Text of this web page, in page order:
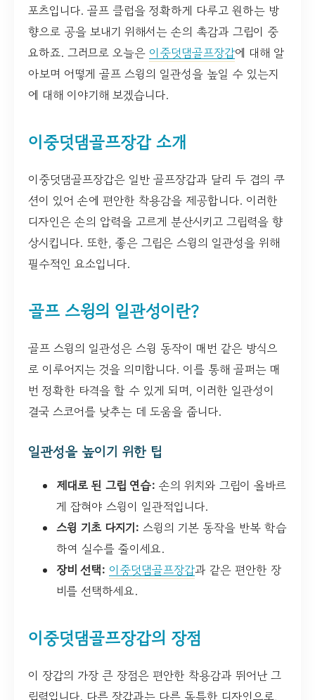
포츠입니다. 골프 클럽을 정확하게 다루고 원하는 방
향으로 공을 보내기 위해서는 손의 촉감과 그립이 중
요하죠. 그러므로 오늘은 이중덧댐골프장갑에 대해 알
아보며 어떻게 골프 스윙의 일관성을 높일 수 있는지
에 대해 이야기해 보겠습니다.
이중덧댐골프장갑 소개
이중덧댐골프장갑은 일반 골프장갑과 달리 두 겹의 쿠
션이 있어 손에 편안한 착용감을 제공합니다. 이러한
디자인은 손의 압력을 고르게 분산시키고 그립력을 향
상시킵니다. 또한, 좋은 그립은 스윙의 일관성을 위해
필수적인 요소입니다.
골프 스윙의 일관성이란?
골프 스윙의 일관성은 스윙 동작이 매번 같은 방식으
로 이루어지는 것을 의미합니다. 이를 통해 골퍼는 매
번 정확한 타격을 할 수 있게 되며, 이러한 일관성이
결국 스코어를 낮추는 데 도움을 줍니다.
일관성을 높이기 위한 팁
제대로 된 그립 연습: 손의 위치와 그립이 올바르
게 잡혀야 스윙이 일관적입니다.
스윙 기초 다지기: 스윙의 기본 동작을 반복 학습
하여 실수를 줄이세요.
장비 선택: 이중덧댐골프장갑과 같은 편안한 장
비를 선택하세요.
이중덧댐골프장갑의 장점
이 장갑의 가장 큰 장점은 편안한 착용감과 뛰어난 그
립력입니다. 다른 장갑과는 다른 독특한 디자인으로,